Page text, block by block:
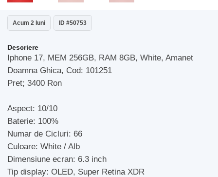
Acum 2 luni ID #50753
Descriere
Iphone 17, MEM 256GB, RAM 8GB, White, Amanet
Doamna Ghica, Cod: 101251
Pret; 3400 Ron
Aspect: 10/10
Baterie: 100%
Numar de Cicluri: 66
Culoare: White / Alb
Dimensiune ecran: 6.3 inch
Tip display: OLED, Super Retina XDR